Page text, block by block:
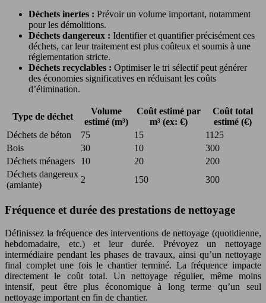
Déchets inertes : Prévoir un volume important, notamment
pour les démolitions.
Déchets dangereux : Identifier et quantifier précisément ces
déchets, car leur traitement est plus coûteux et soumis à une
réglementation stricte.
Déchets recyclables : Optimiser le tri sélectif peut générer
des économies significatives en réduisant les coûts
d’élimination.
Type de déchet
Volume
estimé (m³)
Coût estimé par
m³ (ex: €)
Coût total
estimé (€)
Déchets de béton
75 15
1125
Bois
30 10
300
Déchets ménagers
10 20
200
Déchets dangereux
(amiante)
2 150 300
Fréquence et durée des prestations de nettoyage
Définissez la fréquence des interventions de nettoyage (quotidienne,
hebdomadaire, etc.) et leur durée. Prévoyez un nettoyage
intermédiaire pendant les phases de travaux, ainsi qu’un nettoyage
final complet une fois le chantier terminé. La fréquence impacte
directement le coût total. Un nettoyage régulier, même moins
intensif, peut être plus économique à long terme qu’un seul
nettoyage important en fin de chantier.